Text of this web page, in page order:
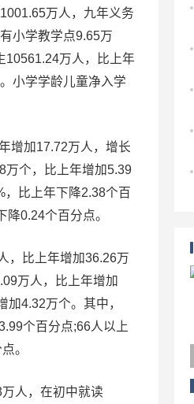
万人，九年义务
小学教学点9.65万
10561.24万人，比上年
小学学龄儿童净入学
增加17.72万人，增长
万个，比上年增加5.39
比上年下降2.38个百
0.24个百分点。
，比上年增加36.26万
万人，比上年增加
4.32万个。其中，
个百分点;66人以上
。
人，在初中就读